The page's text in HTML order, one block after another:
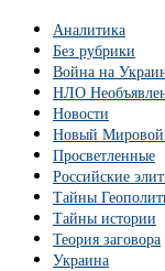
Аналитика
Без рубрики
Война на
НЛО
Новости
Новый Мировой
Просветленные
Российские
Тайны
Тайны истории
Теория заговора
Украина